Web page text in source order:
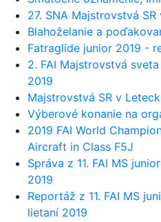
27. SNA Majstrovstvá
Blahoželanie a
Fatraglide junior 2019 -
2. FAI Majstrovstvá
2019
Majstrovstvá SR v
Výberové konanie na
2019 FAI World
Aircraft in Class F5J
Správa z 11. FAI MS
2019
Reportáž z 11. FAI MS
lietaní 2019